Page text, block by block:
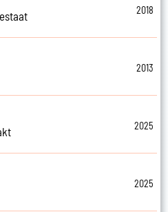
2018
2013
2025
2025